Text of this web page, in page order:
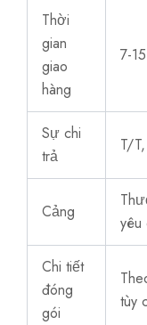
Thời
gian
giao
hàng
7-
Sự chi
trả
T/
Cảng
yêu
Chi tiết
đóng
gói
tùy